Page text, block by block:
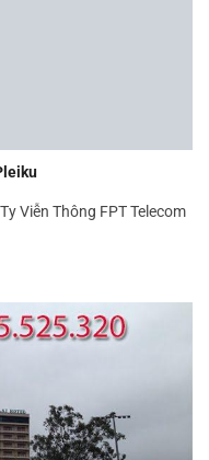
Viễn Thông FPT Telecom